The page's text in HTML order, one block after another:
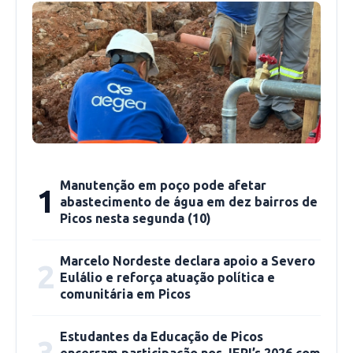
também a recuperação do Rodoanel e entrega
de registros de imóveis do programa Casa
Legal”, apontou o governador.
A programação também conta com a entrega
1
Manutenção em poço pode afetar
abastecimento de água em dez bairros de
Picos nesta segunda (10)
2 Marcelo Nordeste declara apoio a Severo
Eulálio e reforça atuação política e
comunitária em Picos
Estudantes da Educação de Picos